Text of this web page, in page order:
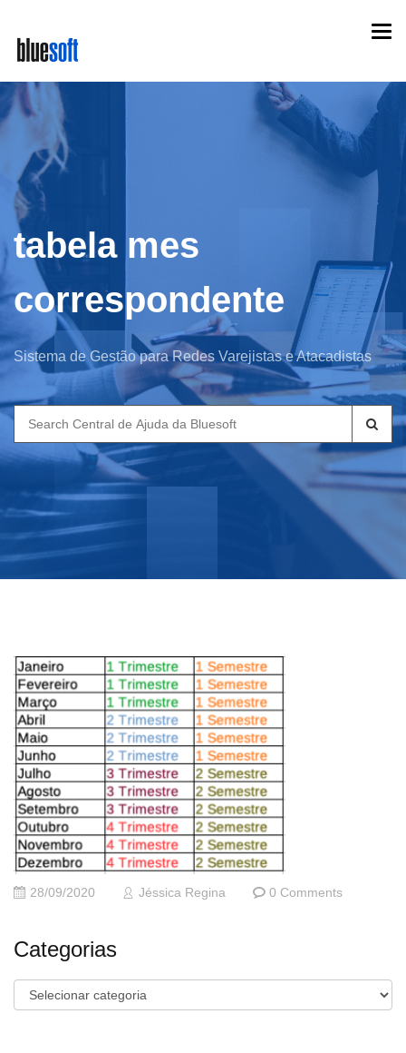
main
content
tabela mes
correspondente
Sistema de Gestão para Redes Varejistas e Atacadistas
Search
for:
28/09/2020 Jéssica Regina 0 Comments
Categorias
Categorias